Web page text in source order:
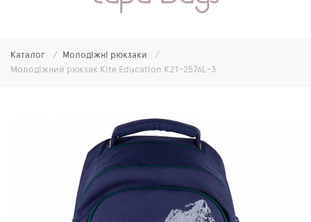
МОЛОДІЖНІ РЮКЗАКИ
ПЛЯШКИ ДЛЯ ВОДИ
Каталог
Молодіжні рюкзаки
Молодіжний рюкзак Kite Education K21-2576L-3